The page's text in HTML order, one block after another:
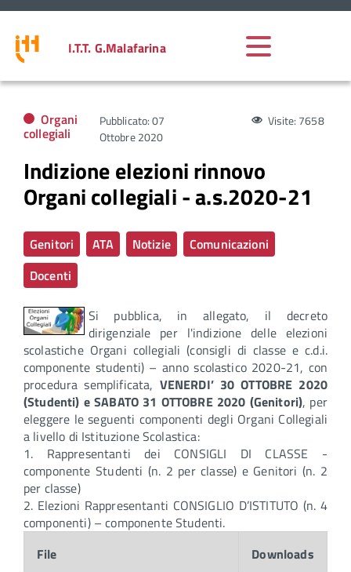
I.T.T. G.Malafarina
Organi
collegiali
Pubblicato: 07
Ottobre 2020
Visite: 7658
Indizione elezioni rinnovo
Organi collegiali - a.s.2020-21
Genitori ATA Notizie
Comunicazioni
Docenti
Si pubblica, in allegato, il decreto
dirigenziale per l'indizione delle elezioni
scolastiche Organi collegiali (consigli di classe e c.d.i.
componente studenti) – anno scolastico 2020-21, con
procedura semplificata, VENERDI’ 30 OTTOBRE 2020
(Studenti) e SABATO 31 OTTOBRE 2020 (Genitori), per
eleggere le seguenti componenti degli Organi Collegiali
a livello di Istituzione Scolastica:
1. Rappresentanti dei CONSIGLI DI CLASSE -
componente Studenti (n. 2 per classe) e Genitori (n. 2
per classe)
2. Elezioni Rappresentanti CONSIGLIO D’ISTITUTO (n. 4
componenti) – componente Studenti.
File Downloads